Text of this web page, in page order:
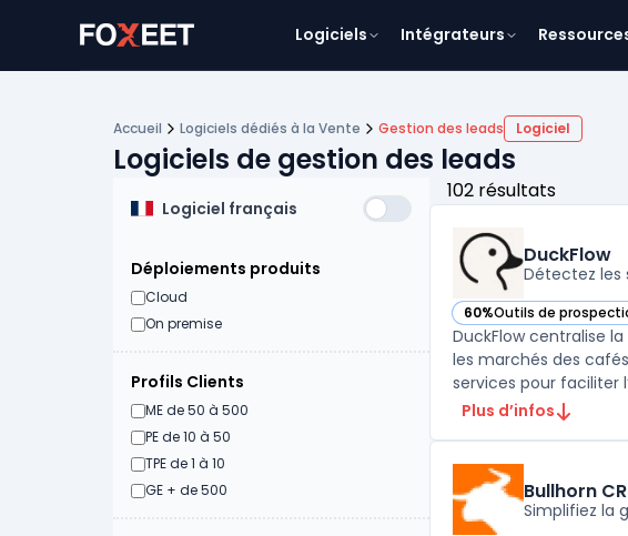
Logiciels Intégrateurs
Accueil Logiciels dédiés à la Vente Gestion des leads Logiciel
Logiciels de gestion des leads
Logiciel français
Déploiements produits
Cloud
On premise
Profils Clients
ME de 50 à 500
PE de 10 à 50
TPE de 1 à 10
GE + de 500
102 résultats
DuckFlow
Détectez les
60%Outils de
— voir DuckFlow dans
DuckFlow centralise
les marchés des
services pour faciliter
Plus d’infos
Bullhorn
Simplifiez la